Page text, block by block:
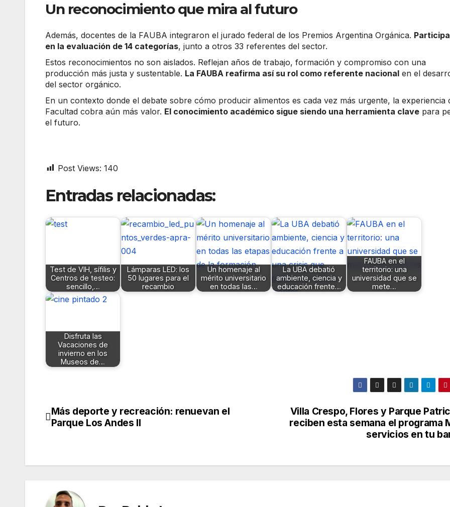
Un reconocimiento que mira al futuro
Además, docentes de la FAUBA integraron el jurado federal de los Premios Argentina Orgánica.
en la evaluación de 14 categorías, junto a otros 33 referentes del sector.
Estos reconocimientos no son aislados. Reflejan años de trabajo, formación y compromiso con una
producción más justa y sustentable. La FAUBA reafirma así su rol como referente nacional en el
del sector orgánico.
En un contexto donde el debate sobre cómo producir alimentos es cada vez más urgente, la experiencia
Facultad cobra aún más valor. El conocimiento académico sigue siendo una herramienta clave para
el futuro.
Post Views: 140
Entradas relacionadas:
Test de VIH, sífilis y
Centros de testeo:
sencillo,…
Lámparas LED: los
50 lugares para el
recambio
Un homenaje al
mérito universitario
en todas las…
La UBA debatió
ambiente, ciencia y
educación frente…
FAUBA en el
territorio: una
universidad que se
mete…
Disfruta las
Vacaciones de
invierno en los
Museos de…
Navegación
Villa Crespo, Flores y Parque
reciben esta semana el programa
servicios en tu
Más deporte y recreación: renuevan el
Parque Los Andes II